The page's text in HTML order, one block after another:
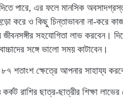
পারে, এর ফলে মানসিক
করে ও কিছু চিন্তাভাবনা না-করে
জীবনসঙ্গীর সহযোগিতা লাভ করবেন।
সঙ্গে ভালো সময় কাটাবেন।
শতাংশ ক্ষেত্রে আপনার সাহায্য
কর্কট রাশির ছাত্র-ছাত্রীর শিক্ষা